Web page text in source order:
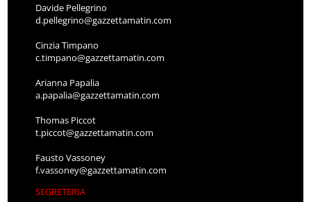
Davide Pellegrino
d.pellegrino@gazzettamatin.com
Cinzia Timpano
c.timpano@gazzettamatin.com
Arianna Papalia
a.papalia@gazzettamatin.com
Thomas Piccot
t.piccot@gazzettamatin.com
Fausto Vassoney
f.vassoney@gazzettamatin.com
SEGRETERIA